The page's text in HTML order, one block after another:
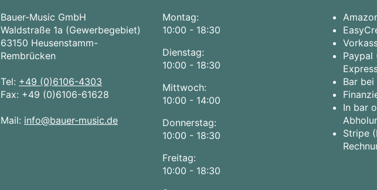
Bauer-Music GmbH
Waldstraße 1a (Gewerbegebiet)
63150 Heusenstamm-
Rembrücken
Tel: +49 (0)6106-4303
Fax: +49 (0)6106-61628
Mail: info@bauer-music.de
Montag:
10:00 - 18:30
Dienstag:
10:00 - 18:30
Mittwoch:
10:00 - 14:00
Donnerstag:
10:00 - 18:30
Freitag:
10:00 - 18:30
Bar
In bar
Stripe